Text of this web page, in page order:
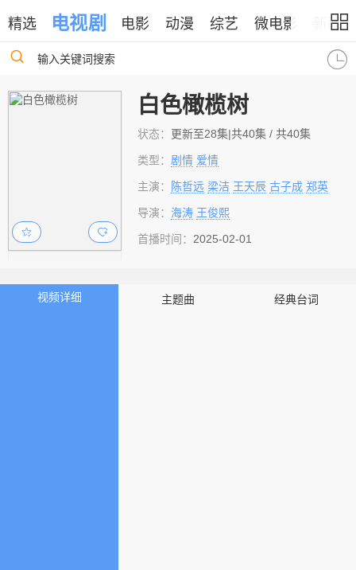
精选 电视剧 电影 动漫 综艺 微电影 新闻
输入关键词搜索
白色橄榄树
状态： 更新至28集|共40集 / 共40集
类型： 剧情 爱情
主演： 陈哲远 梁洁 王天辰 古子成 郑英
导演： 海涛 王俊熙
首播时间： 2025-02-01
视频详细 主题曲 经典台词